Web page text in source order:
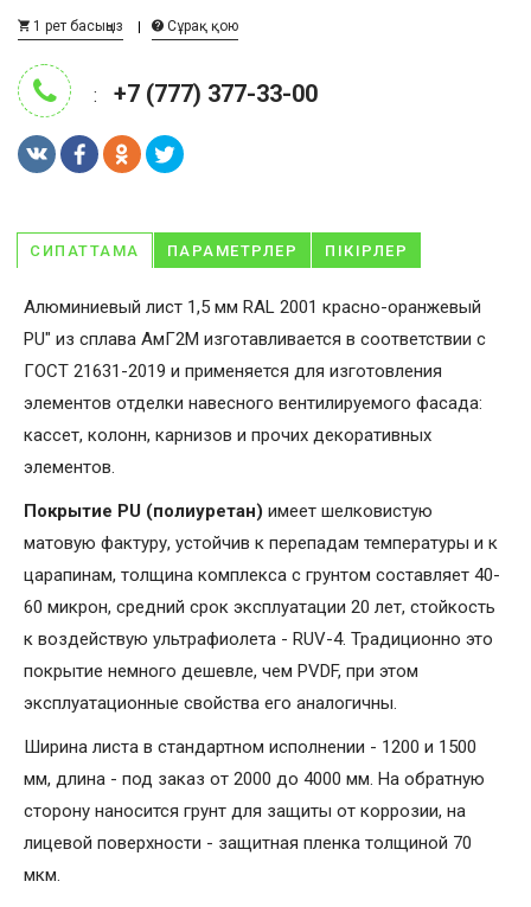
1 рет басыңыз Сұрақ қою
: +7 (777) 377-33-00
СИПАТТАМА ПАРАМЕТРЛЕР ПІКІРЛЕР
Алюминиевый лист 1,5 мм RAL 2001 красно-оранжевый
PU" из сплава АмГ2М изготавливается в соответствии с
ГОСТ 21631-2019 и применяется для изготовления
элементов отделки навесного вентилируемого фасада:
кассет, колонн, карнизов и прочих декоративных
элементов.
Покрытие PU (полиуретан) имеет шелковистую
матовую фактуру, устойчив к перепадам температуры и к
царапинам, толщина комплекса с грунтом составляет 40-
60 микрон, средний срок эксплуатации 20 лет, стойкость
к воздействую ультрафиолета - RUV-4. Традиционно это
покрытие немного дешевле, чем PVDF, при этом
эксплуатационные свойства его аналогичны.
Ширина листа в стандартном исполнении - 1200 и 1500
мм, длина - под заказ от 2000 до 4000 мм. На обратную
сторону наносится грунт для защиты от коррозии, на
лицевой поверхности - защитная пленка толщиной 70
мкм.